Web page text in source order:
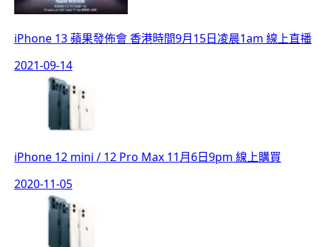
iPhone 13 蘋果發佈會 香港時間9月15日凌晨1am 線上直播
2021-09-14
iPhone 12 mini / 12 Pro Max 11月6日9pm 線上購買
2020-11-05